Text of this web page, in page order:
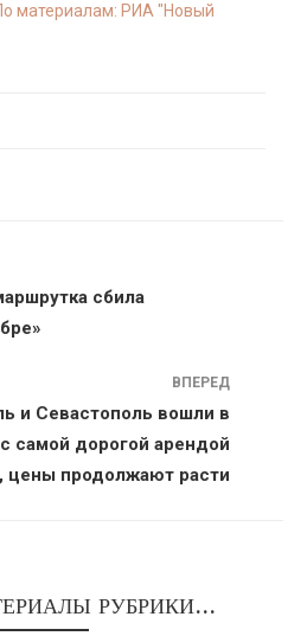
материалам: РИА "Новый
сбила
ВПЕРЕД
и Севастополь вошли в
самой дорогой арендой
цены продолжают расти
РУБРИКИ...